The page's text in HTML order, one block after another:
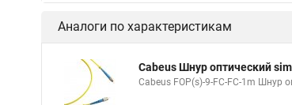
Аналоги по характеристикам
Cabeus Шнур оптический
Cabeus FOP(s)-9-FC-FC-1m Шнур